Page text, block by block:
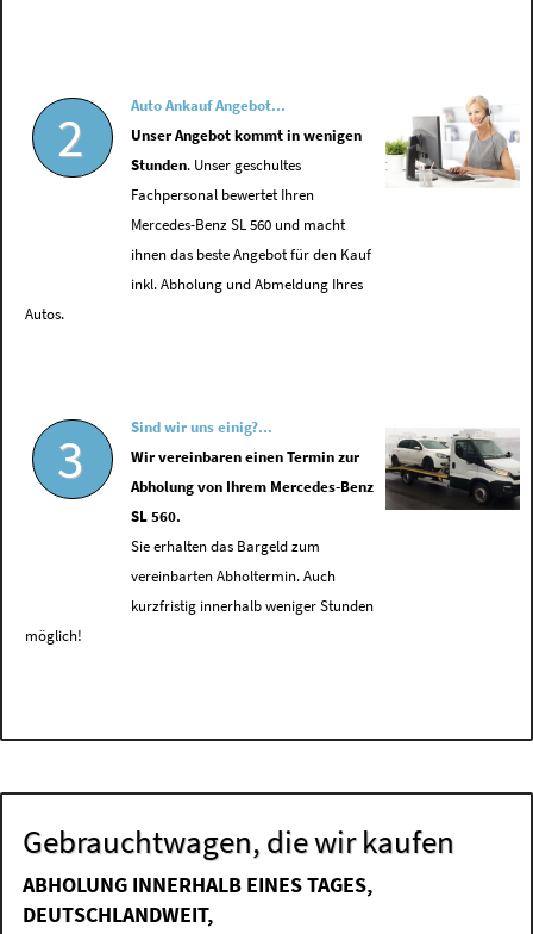
2
Auto Ankauf Angebot...
Unser Angebot kommt in wenigen
Stunden. Unser geschultes
Fachpersonal bewertet Ihren
Mercedes-Benz SL 560 und macht
ihnen das beste Angebot für den Kauf
inkl. Abholung und Abmeldung Ihres
Autos.
3
Sind wir uns einig?...
Wir vereinbaren einen Termin zur
Abholung von Ihrem Mercedes-Benz
SL 560.
Sie erhalten das Bargeld zum
vereinbarten Abholtermin. Auch
kurzfristig innerhalb weniger Stunden
möglich!
Gebrauchtwagen, die wir kaufen
ABHOLUNG INNERHALB EINES TAGES,
DEUTSCHLANDWEIT,